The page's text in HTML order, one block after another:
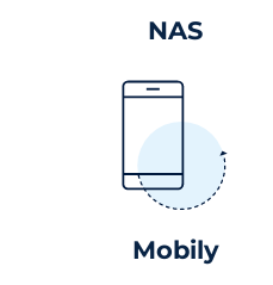
NAS
Mobily